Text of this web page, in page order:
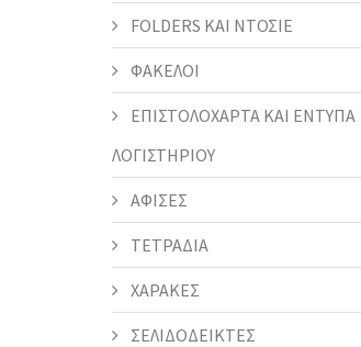
FOLDERS KAI ΝΤΟΣΙΕ
ΦΑΚΕΛΟΙ
ΕΠΙΣΤΟΛΟΧΑΡΤΑ ΚΑΙ ΕΝΤΥΠΑ
ΛΟΓΙΣΤΗΡΙΟΥ
ΑΦΙΣΕΣ
ΤΕΤΡΑΔΙΑ
ΧΑΡΑΚΕΣ
ΣΕΛΙΔΟΔΕΙΚΤΕΣ